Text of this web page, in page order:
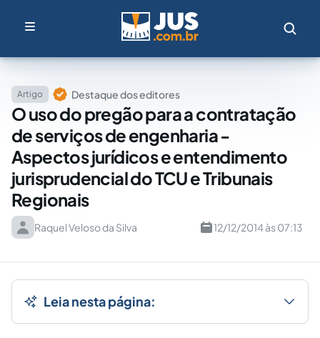
Artigo Destaque dos editores
O uso do pregão para a contratação
de serviços de engenharia -
Aspectos jurídicos e entendimento
jurisprudencial do TCU e Tribunais
Regionais
Raquel Veloso da Silva 12/12/2014 às 07:13
Leia nesta página: